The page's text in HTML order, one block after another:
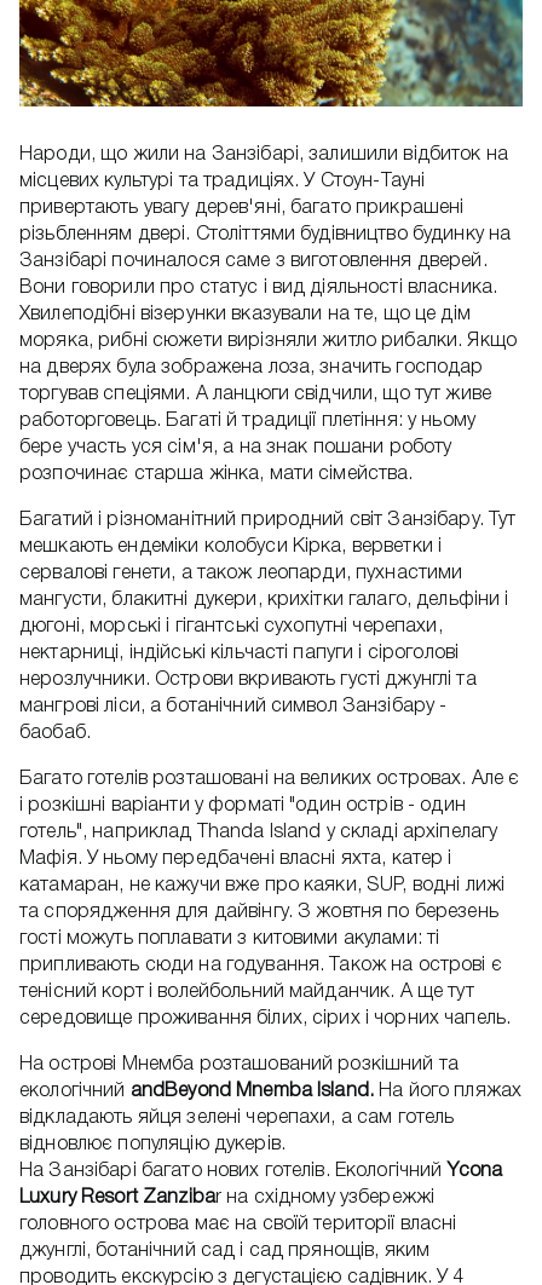
Народи, що жили на Занзібарі, залишили відбиток на
місцевих культурі та традиціях. У Стоун-Тауні
привертають увагу дерев'яні, багато прикрашені
різьбленням двері. Століттями будівництво будинку на
Занзібарі починалося саме з виготовлення дверей.
Вони говорили про статус і вид діяльності власника.
Хвилеподібні візерунки вказували на те, що це дім
моряка, рибні сюжети вирізняли житло рибалки. Якщо
на дверях була зображена лоза, значить господар
торгував спеціями. А ланцюги свідчили, що тут живе
работорговець. Багаті й традиції плетіння: у ньому
бере участь уся сім'я, а на знак пошани роботу
розпочинає старша жінка, мати сімейства.
Багатий і різноманітний природний світ Занзібару. Тут
мешкають ендеміки колобуси Кірка, верветки і
сервалові генети, а також леопарди, пухнастими
мангусти, блакитні дукери, крихітки галаго, дельфіни і
дюгоні, морські і гігантські сухопутні черепахи,
нектарниці, індійські кільчасті папуги і сіроголові
нерозлучники. Острови вкривають густі джунглі та
мангрові ліси, а ботанічний символ Занзібару -
баобаб.
Багато готелів розташовані на великих островах. Але є
і розкішні варіанти у форматі "один острів - один
готель", наприклад Thanda Island у складі архіпелагу
Мафія. У ньому передбачені власні яхта, катер і
катамаран, не кажучи вже про каяки, SUP, водні лижі
та спорядження для дайвінгу. З жовтня по березень
гості можуть поплавати з китовими акулами: ті
припливають сюди на годування. Також на острові є
тенісний корт і волейбольний майданчик. А ще тут
середовище проживання білих, сірих і чорних чапель.
На острові Мнемба розташований розкішний та
екологічний andBeyond Mnemba Island. На його пляжах
відкладають яйця зелені черепахи, а сам готель
відновлює популяцію дукерів.
На Занзібарі багато нових готелів. Екологічний Ycona
Luxury Resort Zanzibar на східному узбережжі
головного острова має на своїй території власні
джунглі, ботанічний сад і сад прянощів, яким
проводить екскурсію з дегустацією садівник. У 4